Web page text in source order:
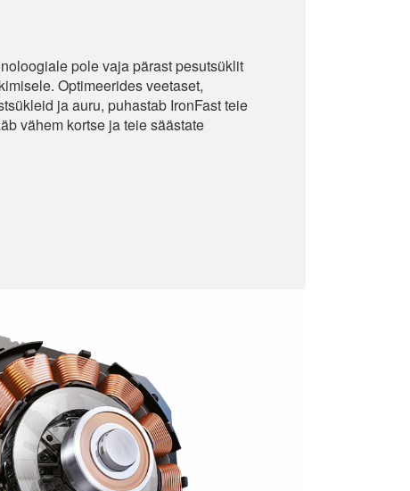
pole vaja pärast pesutsüklit
Optimeerides veetaset,
ja auru, puhastab IronFast teie
vähem kortse ja teie säästate